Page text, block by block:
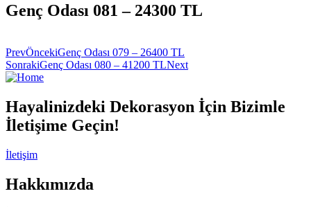
Genç Odası 081 – 24300 TL
PrevÖncekiGenç Odası 079 – 26400 TL
SonrakiGenç Odası 080 – 41200 TLNext
Hayalinizdeki Dekorasyon İçin Bizimle
İletişime Geçin!
İletişim
Hakkımızda